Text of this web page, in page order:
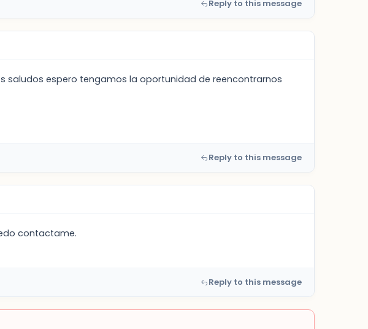
Reply to this message
saludos espero tengamos la oportunidad de reencontrarnos
Reply to this message
contactame.
Reply to this message